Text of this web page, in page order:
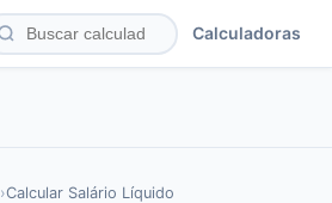
Calculadoras
›Calcular Salário Líquido